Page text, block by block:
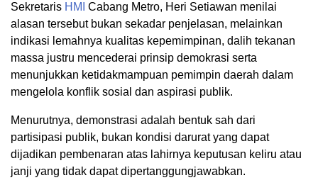
Sekretaris HMI Cabang Metro, Heri Setiawan menilai
alasan tersebut bukan sekadar penjelasan, melainkan
indikasi lemahnya kualitas kepemimpinan, dalih tekanan
massa justru mencederai prinsip demokrasi serta
menunjukkan ketidakmampuan pemimpin daerah dalam
mengelola konflik sosial dan aspirasi publik.
Menurutnya, demonstrasi adalah bentuk sah dari
partisipasi publik, bukan kondisi darurat yang dapat
dijadikan pembenaran atas lahirnya keputusan keliru atau
janji yang tidak dapat dipertanggungjawabkan.